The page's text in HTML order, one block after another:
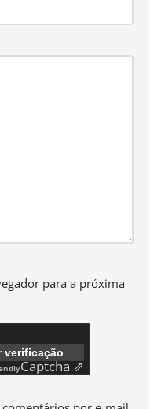
para a próxima
verificação
Captcha ⇗